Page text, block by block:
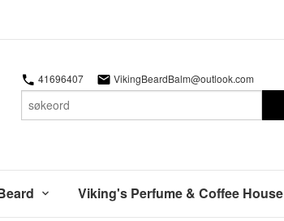
41696407 VikingBeardBalm@outlook.com
Viking's Perfume & Coffee House